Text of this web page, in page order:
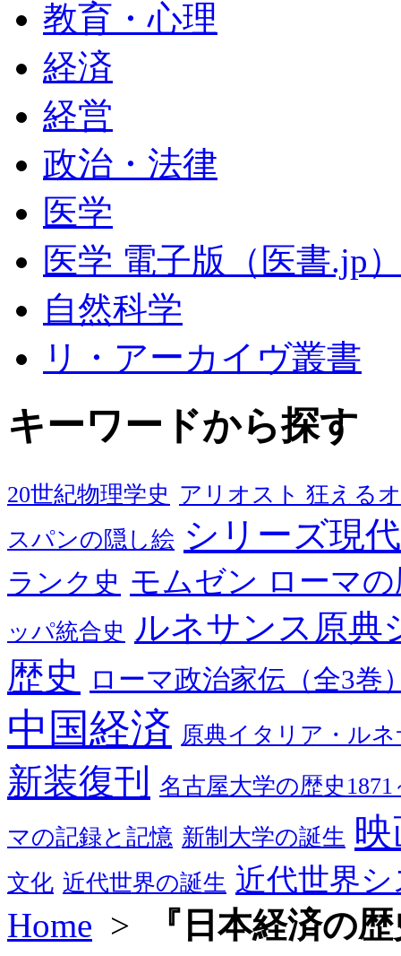
教育・心理
経済
経営
政治・法律
医学
医学 電子版（医書.jp
自然科学
リ・アーカイヴ叢書
キーワードから探す
20世紀物理学史 アリオスト 狂える
スパンの隠し絵 シリーズ現
ランク史 モムゼン ローマ
ッパ統合史 ルネサンス原典
歴史 ローマ政治家伝（全3巻
中国経済 原典イタリア・ル
新装復刊 名古屋大学の歴史1871
マの記録と記憶 新制大学の誕生
文化 近代世界の誕生 近代世界
Home > 『日本経済の